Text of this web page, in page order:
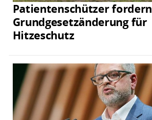
Patientenschützer fordern
Grundgesetzänderung für
Hitzeschutz